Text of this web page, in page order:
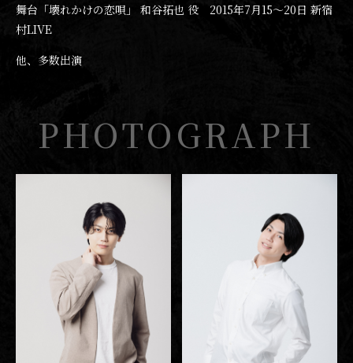
舞台「壊れかけの恋唄」 和谷拓也 役 2015年7月15〜20日 新宿
村LIVE
他、多数出演
PHOTOGRAPH